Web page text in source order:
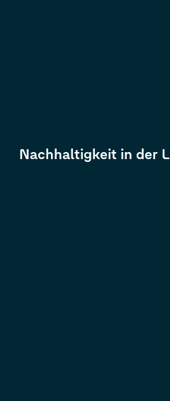
Nachhaltigkeit in der